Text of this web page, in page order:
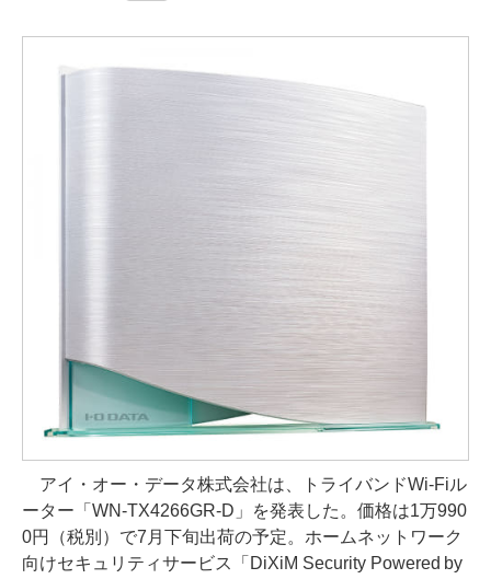
アイ・オー・データ株式会社は、トライバンドWi-Fiル
ーター「WN-TX4266GR-D」を発表した。価格は1万990
0円（税別）で7月下旬出荷の予定。ホームネットワーク
向けセキュリティサービス「DiXiM Security Powered by